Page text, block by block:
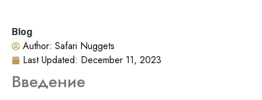
Blog
Author: Safari Nuggets
Last Updated: December 11, 2023
Введение